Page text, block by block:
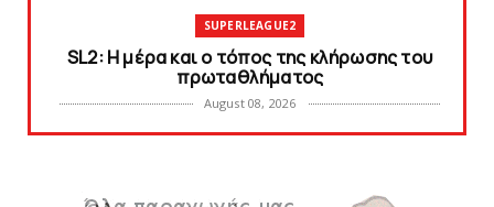
SUPERLEAGUE2
SL2: Η μέρα και ο τόπος της κλήρωσης του
πρωταθλήματος
August 08, 2026
KARA TALKS
August 07, 2026